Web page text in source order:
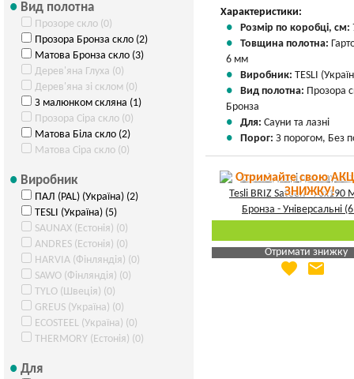
Вид полотна
Прозоре скло (0)
Прозора Бронза скло (2)
Матова Бронза скло (3)
Дерев'яна Глуха (0)
Дерев'яна зі склом (0)
З малюнком скляна (1)
Прозора Сіра скло (0)
Матова Біла скло (2)
Матова Сіра скло (0)
Виробник
ПАЛ (PAL) (Україна) (2)
TESLI (Україна) (5)
SAUNAX (Естонія) (0)
ANDRES (Естонія) (0)
HARVIA (Фінляндія) (0)
SAWO (Фінляндія) (0)
TYLO (Швеція) (0)
GREUS (Україна) (0)
ECOSTEEL (Україна) (0)
THERMORY (Естонія) (0)
Для
Характеристики:
Розмір по коробці, см:
Товщина полотна:
6 мм
Виробник: TESLI
Вид полотна: Прозора
Бронза
Для: Сауни та лазні
Порог: З порогом, Без
Отримайте свою
ЗНИЖКУ!
Отримати знижку
Яка Ваша ціна
favorite email